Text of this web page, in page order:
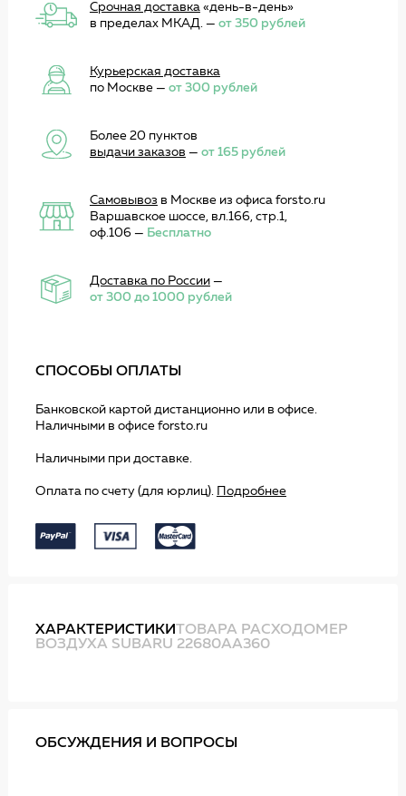
Срочная доставка«день-в-день»
в пределах МКАД. — от 350 рублей
Курьерская доставка
по Москве — от 300 рублей
Более 20 пунктов
выдачи заказов — от 165 рублей
Самовывоз в Москве из офиса forsto.ru
Варшавское шоссе, вл.166, стр.1,
оф.106 — Бесплатно
Доставка по России—
от 300 до 1000 рублей
СПОСОБЫ ОПЛАТЫ
Банковской картой дистанционно или в офисе.
Наличными в офисе forsto.ru
Наличными при доставке.
Оплата по счету (для юрлиц). Подробнее
ХАРАКТЕРИСТИКИТОВАРА РАСХОДОМЕР
ВОЗДУХА SUBARU 22680AA360
ОБСУЖДЕНИЯ И ВОПРОСЫ